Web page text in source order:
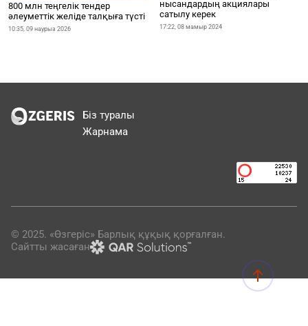
800 млн теңгелік тендер
әлеуметтік желіде талқыға түсті
10:35, 09 наурыз 2026
нысандардың акциялары
сатылу керек
17:22, 08 мамыр 2024
Біз туралы
Жарнама
© 2025. «Өзгеріс» Барлық құқық қорғалған.
Сайтты жасаған